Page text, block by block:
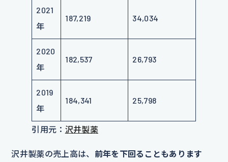
2021
年
187,219 34,034
2020
年
182,537 26,793
2019
年
184,341 25,798
引用元： 沢井製薬
沢井製薬の売上高は、 前年を下回ることもあります